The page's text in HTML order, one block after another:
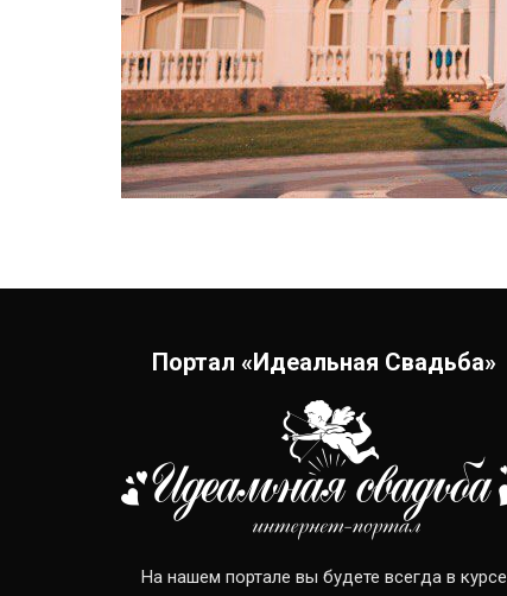
Портал «Идеальная Свадьба»
На нашем портале вы будете всегда в курсе